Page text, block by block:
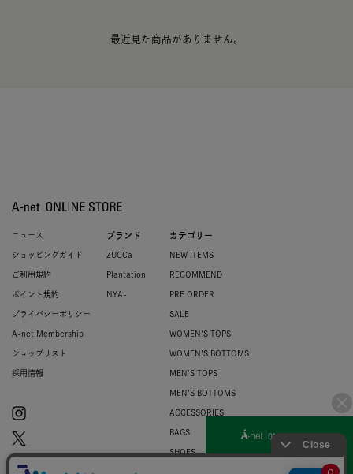
最近見た商品がありません。
ニュース
ショッピングガイド
ご利用規約
ポイント規約
プライバシーポリシー
A-net Membership
ショップリスト
採用情報
ブランド
ZUCCa
Plantation
NYA-
カテゴリー
NEW ITEMS
RECOMMEND
PRE ORDER
SALE
WOMEN'S TOPS
WOMEN'S BOTTOMS
MEN'S TOPS
MEN'S BOTTOMS
ACCESSORIES
BAGS
SHOES